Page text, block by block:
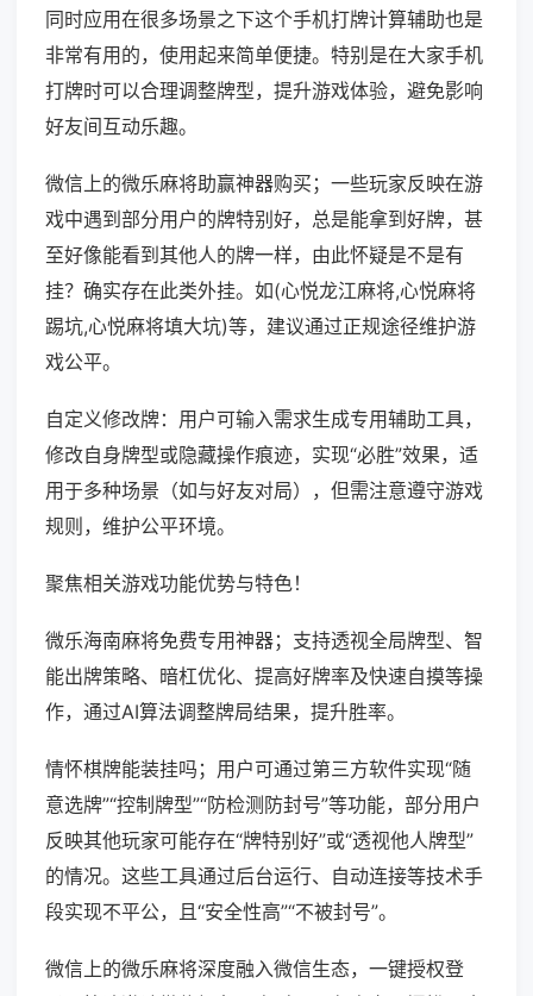
同时应用在很多场景之下这个手机打牌计算辅助也是
非常有用的，使用起来简单便捷。特别是在大家手机
打牌时可以合理调整牌型，提升游戏体验，避免影响
好友间互动乐趣。
微信上的微乐麻将助赢神器购买；一些玩家反映在游
戏中遇到部分用户的牌特别好，总是能拿到好牌，甚
至好像能看到其他人的牌一样，由此怀疑是不是有
挂？确实存在此类外挂。如(心悦龙江麻将,心悦麻将
踢坑,心悦麻将填大坑)等，建议通过正规途径维护游
戏公平。
自定义修改牌：用户可输入需求生成专用辅助工具，
修改自身牌型或隐藏操作痕迹，实现“必胜”效果，适
用于多种场景（如与好友对局），但需注意遵守游戏
规则，维护公平环境。
聚焦相关游戏功能优势与特色！
微乐海南麻将免费专用神器；支持透视全局牌型、智
能出牌策略、暗杠优化、提高好牌率及快速自摸等操
作，通过AI算法调整牌局结果，提升胜率。
情怀棋牌能装挂吗；用户可通过第三方软件实现“随
意选牌”“控制牌型”“防检测防封号”等功能，部分用户
反映其他玩家可能存在“牌特别好”或“透视他人牌型”
的情况。这些工具通过后台运行、自动连接等技术手
段实现不平公，且“安全性高”“不被封号”。
微信上的微乐麻将深度融入微信生态，一键授权登